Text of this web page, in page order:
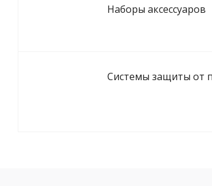
Наборы аксессуаров
Системы защиты от